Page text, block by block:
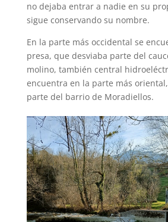
no dejaba entrar a nadie en su
sigue conservando su nombre.
En la parte más occidental se
presa, que desviaba parte del
molino, también central
encuentra en la parte más
parte del barrio de Moradiellos.